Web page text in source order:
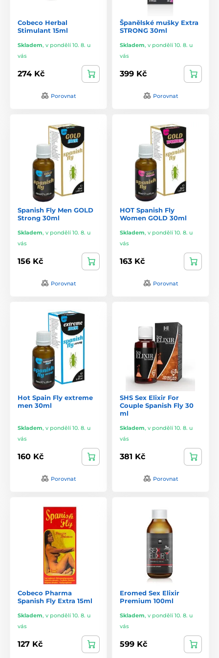
Malý doplněk pro větší napětí
Španělské mušky nejsou zázračné řešení ani náhrada
vzájemné blízkosti, ale mohou být příjemným pomocníkem,
který podpoří atmosféru, očekávání a chuť objevovat. Vyberte
si produkt, který vám sedne formou i složením, a užijte si
intimní chvíle s větší lehkostí, hravostí a smyslným napětím.
Cobeco Herbal
Stimulant 15ml
Skladem, v pondělí 10. 8. u
vás
274 Kč
Porovnat
Španělské mušky Extra
STRONG 30ml
Skladem, v pondělí 10. 8. u
vás
399 Kč
Porovnat
Spanish Fly Men GOLD
Strong 30ml
Skladem, v pondělí 10. 8. u
vás
156 Kč
Porovnat
HOT Spanish Fly
Women GOLD 30ml
Skladem, v pondělí 10. 8. u
vás
163 Kč
Porovnat
Hot Spain Fly extreme
men 30ml
Skladem, v pondělí 10. 8. u
vás
160 Kč
Porovnat
SHS Sex Elixir For
Couple Spanish Fly 30
ml
Skladem, v pondělí 10. 8. u
vás
381 Kč
Porovnat
Cobeco Pharma
Spanish Fly Extra 15ml
Skladem, v pondělí 10. 8. u
vás
127 Kč
Eromed Sex Elixir
Premium 100ml
Skladem, v pondělí 10. 8. u
vás
599 Kč